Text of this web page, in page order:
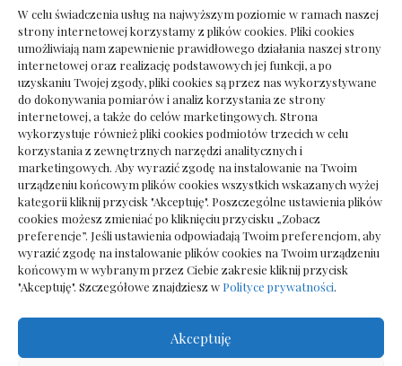
W celu świadczenia usług na najwyższym poziomie w ramach naszej
strony internetowej korzystamy z plików cookies. Pliki cookies
umożliwiają nam zapewnienie prawidłowego działania naszej strony
internetowej oraz realizację podstawowych jej funkcji, a po
uzyskaniu Twojej zgody, pliki cookies są przez nas wykorzystywane
do dokonywania pomiarów i analiz korzystania ze strony
internetowej, a także do celów marketingowych. Strona
wykorzystuje również pliki cookies podmiotów trzecich w celu
korzystania z zewnętrznych narzędzi analitycznych i
marketingowych. Aby wyrazić zgodę na instalowanie na Twoim
urządzeniu końcowym plików cookies wszystkich wskazanych wyżej
kategorii kliknij przycisk "Akceptuję". Poszczególne ustawienia plików
cookies możesz zmieniać po kliknięciu przycisku „Zobacz
preferencje”. Jeśli ustawienia odpowiadają Twoim preferencjom, aby
wyrazić zgodę na instalowanie plików cookies na Twoim urządzeniu
końcowym w wybranym przez Ciebie zakresie kliknij przycisk
"Akceptuję". Szczegółowe znajdziesz w Polityce prywatności.
Akceptuję
Deska podłogowa do salonu: jak wybrać bez
pośpiechu